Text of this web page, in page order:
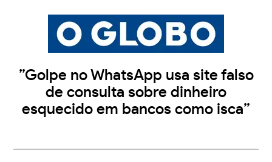
”Golpe no WhatsApp usa site falso
de consulta sobre dinheiro
esquecido em bancos como isca”